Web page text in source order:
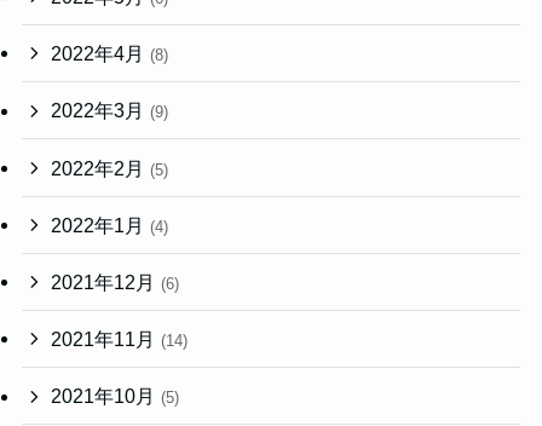
2022年4月 (8)
2022年3月 (9)
2022年2月 (5)
2022年1月 (4)
2021年12月 (6)
2021年11月 (14)
2021年10月 (5)